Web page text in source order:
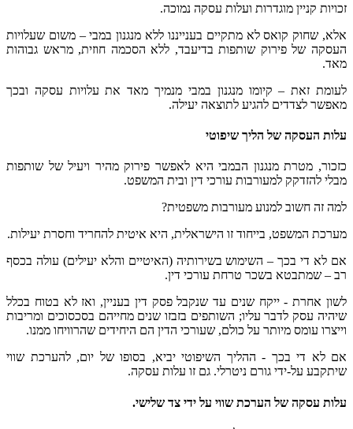
זכויות קניין מוגדרות ועלות עסקה נמוכה.
אלא, שחוק קואס לא מתקיים בענייננו ללא מנגנון במבי – משום שעלויות
העסקה של פירוק שותפות בדיעבד, ללא הסכמה חוזית, מראש גבוהות
מאד.
לעומת זאת – קיומו מנגנון במבי מנמיך מאד את עלויות עסקה ובכך
מאפשר לצדדים להגיע לתוצאה יעילה.
עלות העסקה של הליך שיפוטי
כזכור, מטרת מנגנון הבמבי היא לאפשר פירוק מהיר ויעיל של שותפות
מבלי להזדקק למעורבות עורכי דין ובית המשפט.
למה זה חשוב למנוע מעורבות משפטית?
מערכת המשפט, בייחוד זו הישראלית, היא איטית להחריד וחסרת יעילות.
אם לא די בכך – השימוש בשירותיה (האיטיים והלא יעילים) עולה בכסף
רב – שמתבטא בשכר טרחת עורכי דין.
לשון אחרת - ייקח שנים עד שנקבל פסק דין בעניין, ואז לא בטוח בכלל
שיהיה עסק לדבר עליו; השותפים בזבזו שנים מחייהם בסכסוכים ומריבות
וייצרו עומס מיותר על כולם, שעורכי הדין הם היחידים שהרוויחו ממנו.
אם לא די בכך - ההליך השיפוטי יביא, בסופו של יום, להערכת שווי
שיתקבע על-ידי גורם ניטרלי. גם זו עלות עסקה.
עלות עסקה של הערכת שווי על ידי צד שלישי.